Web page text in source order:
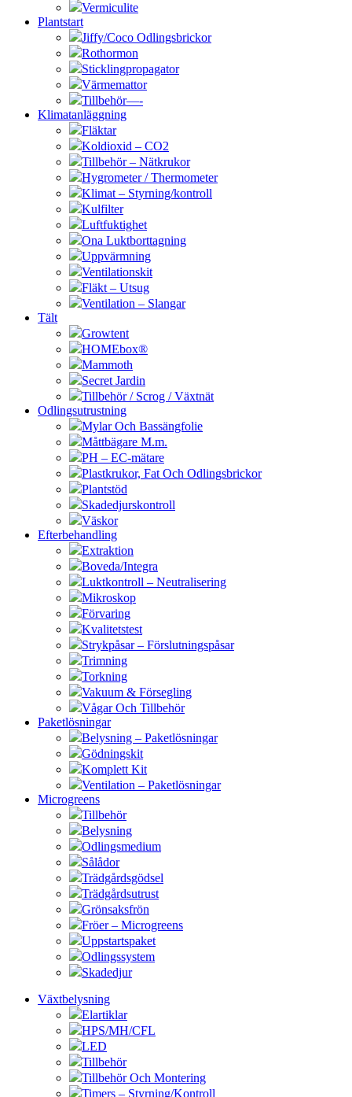
Vermiculite
Plantstart
Jiffy/Coco Odlingsbrickor
Rothormon
Sticklingpropagator
Värmemattor
Tillbehör—-
Klimatanläggning
Fläktar
Koldioxid – CO2
Tillbehör – Nätkrukor
Hygrometer / Thermometer
Klimat – Styrning/kontroll
Kulfilter
Luftfuktighet
Ona Luktborttagning
Uppvärmning
Ventilationskit
Fläkt – Utsug
Ventilation – Slangar
Tält
Growtent
HOMEbox®
Mammoth
Secret Jardin
Tillbehör / Scrog / Växtnät
Odlingsutrustning
Mylar Och Bassängfolie
Måttbägare M.m.
PH – EC-mätare
Plastkrukor, Fat Och Odlingsbrickor
Plantstöd
Skadedjurskontroll
Väskor
Efterbehandling
Extraktion
Boveda/Integra
Luktkontroll – Neutralisering
Mikroskop
Förvaring
Kvalitetstest
Strykpåsar – Förslutningspåsar
Trimning
Torkning
Vakuum & Försegling
Vågar Och Tillbehör
Paketlösningar
Belysning – Paketlösningar
Gödningskit
Komplett Kit
Ventilation – Paketlösningar
Microgreens
Tillbehör
Belysning
Odlingsmedium
Sålådor
Trädgårdsgödsel
Trädgårdsutrust
Grönsaksfrön
Fröer – Microgreens
Uppstartspaket
Odlingssystem
Skadedjur
Växtbelysning
Elartiklar
HPS/MH/CFL
LED
Tillbehör
Tillbehör Och Montering
Timers – Styrning/Kontroll